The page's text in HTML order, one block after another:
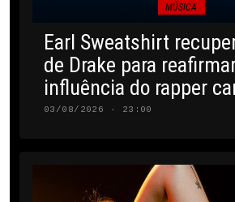
MÚSICA
Earl Sweatshirt
de Drake para
influência do rapper
03/08/2026 · 23:00